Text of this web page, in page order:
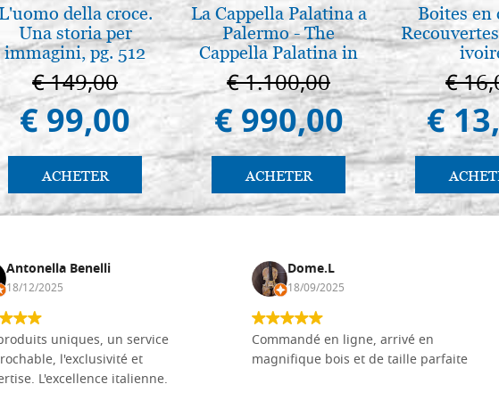
L'uomo della croce.
Una storia per
immagini, pg. 512
€ 149,00
€ 99,00
ACHETER
La Cappella Palatina a
Palermo - The
Cappella Palatina in
Palermo
€ 1.100,00
€ 990,00
ACHETER
Boites en
€
€
Antonella Benelli
18/12/2025
uniques, un service
l'exclusivité et
L'excellence italienne.
Dome.L
18/09/2025
Commandé en ligne, arrivé en
magnifique bois et de taille parfaite